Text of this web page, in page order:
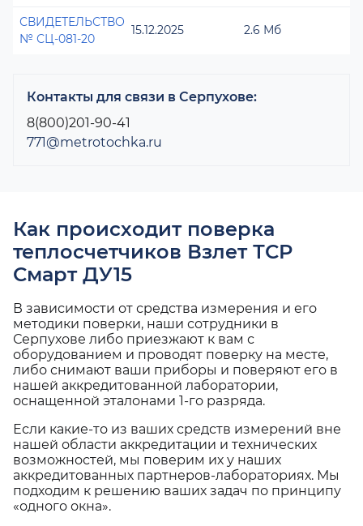
СВИДЕТЕЛЬСТВО
№ СЦ-081-20
15.12.2025 2.6 Мб
Контакты для связи в Серпухове:
8(800)201-90-41
771@metrotochka.ru
Как происходит поверка
теплосчетчиков Взлет ТСР
Смарт ДУ15
В зависимости от средства измерения и его
методики поверки, наши сотрудники в
Серпухове либо приезжают к вам с
оборудованием и проводят поверку на месте,
либо снимают ваши приборы и поверяют его в
нашей аккредитованной лаборатории,
оснащенной эталонами 1-го разряда.
Если какие-то из ваших средств измерений вне
нашей области аккредитации и технических
возможностей, мы поверим их у наших
аккредитованных партнеров-лабораториях. Мы
подходим к решению ваших задач по принципу
«одного окна».